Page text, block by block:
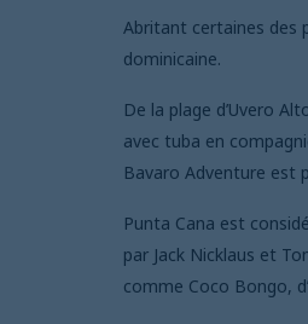
Abritant certaines des
dominicaine.
De la plage d’Uvero
avec tuba en
Bavaro Adventure est
Punta Cana est
par Jack Nicklaus et
comme Coco Bongo,